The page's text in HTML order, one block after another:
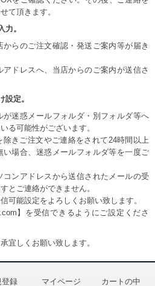
て頂きます。
。
らのご注文確認・発送ご案内等が届き
ドレスへ、当店からのご案内が送信さ
定。
が迷惑メールフォルダ・別フォルダ等へ
る可能性がございます。
きご注文やご連絡をされて24時間以上
場合、迷惑メールフォルダ等を一度ご
ンアドレスから送信されたメールの受
とご連絡ができません。
可能設定をよろしくお願い致します。
】を受信できるようにご設定くださ
宜しくお願い致します。
登録 マイページ カートの中